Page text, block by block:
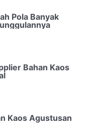
Pola Banyak
Bahan Kaos
Kaos Agustusan